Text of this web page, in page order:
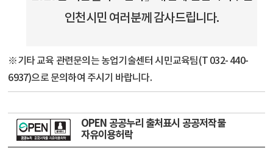
인천시민 여러분께 감사드립니다.
※기타 교육 관련문의는 농업기술센터 시민교육팀(T 032- 440-
6937)으로 문의하여 주시기 바랍니다.
OPEN 공공누리 출처표시 공공저작물
자유이용허락